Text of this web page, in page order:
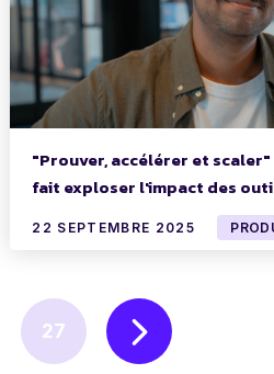
"Prouver, accélérer et
fait exploser l'impact des
22 SEPTEMBRE 2025
27